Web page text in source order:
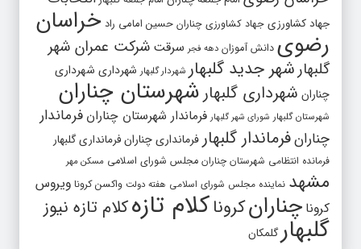
جهاد کشاورزی جهاد کشاورزی چناران حسین امامی راد خراسان
رضوی دانش آموزان دهه فجر سرقت شرکت عمران شهر
گلبهارشهر جدید گلبهار شهردار گلبهار شهرداری شهرداری
چناران شهرداری گلبهار شهرستان چناران
شهرستان گلبهار شورای شهر گلبهار فرماندار شهرستان چناران فرماندار
چنارانفرماندار گلبهار فرمانداری چنارانفرمانداری گلبهار
فرمانده انتظامی شهرستان چناران مجلس شورای اسلامی مسکن مهر
مشهد نماینده مجلس شورای اسلامی هفته دولت واکسن کرونا ویروس
کرونا چنارانکروناکلام تازهکلام تازه نیوز
گلبهارگلمکان